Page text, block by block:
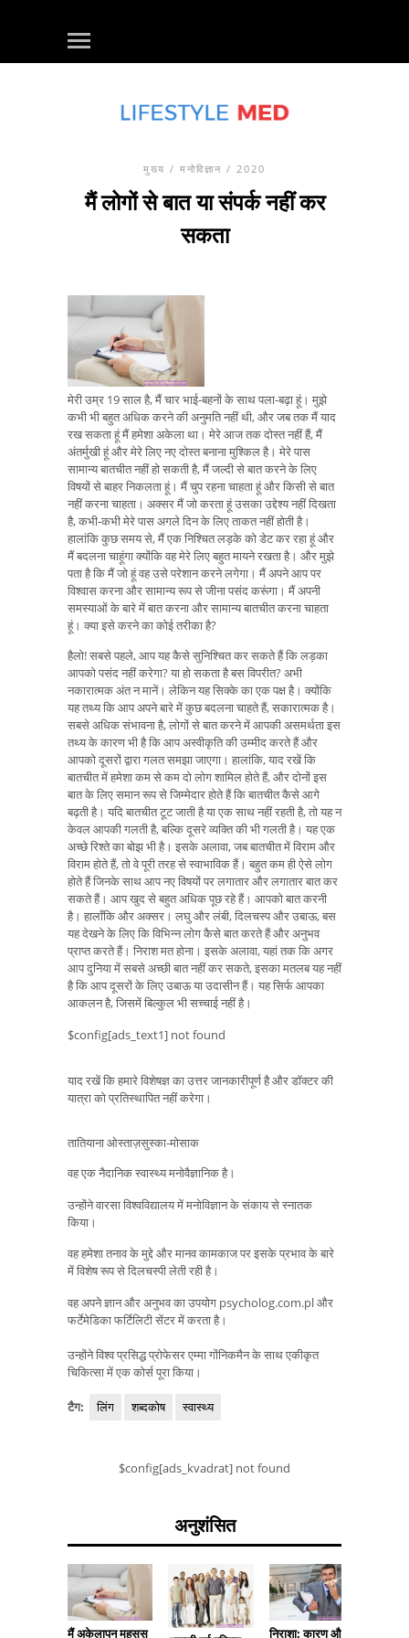
मुख्य / मनोविज्ञान / 2020
मैं लोगों से बात या संपर्क नहीं कर
सकता
मेरी उम्र 19 साल है, मैं चार भाई-बहनों के साथ पला-बढ़ा हूं। मुझे
कभी भी बहुत अधिक करने की अनुमति नहीं थी, और जब तक मैं याद
रख सकता हूं मैं हमेशा अकेला था। मेरे आज तक दोस्त नहीं हैं, मैं
अंतर्मुखी हूं और मेरे लिए नए दोस्त बनाना मुश्किल है। मेरे पास
सामान्य बातचीत नहीं हो सकती है, मैं जल्दी से बात करने के लिए
विषयों से बाहर निकलता हूं। मैं चुप रहना चाहता हूं और किसी से बात
नहीं करना चाहता। अक्सर मैं जो करता हूं उसका उद्देश्य नहीं दिखता
है, कभी-कभी मेरे पास अगले दिन के लिए ताकत नहीं होती है।
हालांकि कुछ समय से, मैं एक निश्चित लड़के को डेट कर रहा हूं और
मैं बदलना चाहूंगा क्योंकि वह मेरे लिए बहुत मायने रखता है। और मुझे
पता है कि मैं जो हूं वह उसे परेशान करने लगेगा। मैं अपने आप पर
विश्वास करना और सामान्य रूप से जीना पसंद करूंगा। मैं अपनी
समस्याओं के बारे में बात करना और सामान्य बातचीत करना चाहता
हूं। क्या इसे करने का कोई तरीका है?
हैलो! सबसे पहले, आप यह कैसे सुनिश्चित कर सकते हैं कि लड़का
आपको पसंद नहीं करेगा? या हो सकता है बस विपरीत? अभी
नकारात्मक अंत न मानें। लेकिन यह सिक्के का एक पक्ष है। क्योंकि
यह तथ्य कि आप अपने बारे में कुछ बदलना चाहते हैं, सकारात्मक है।
सबसे अधिक संभावना है, लोगों से बात करने में आपकी असमर्थता इस
तथ्य के कारण भी है कि आप अस्वीकृति की उम्मीद करते हैं और
आपको दूसरों द्वारा गलत समझा जाएगा। हालांकि, याद रखें कि
बातचीत में हमेशा कम से कम दो लोग शामिल होते हैं, और दोनों इस
बात के लिए समान रूप से जिम्मेदार होते हैं कि बातचीत कैसे आगे
बढ़ती है। यदि बातचीत टूट जाती है या एक साथ नहीं रहती है, तो यह न
केवल आपकी गलती है, बल्कि दूसरे व्यक्ति की भी गलती है। यह एक
अच्छे रिश्ते का बोझ भी है। इसके अलावा, जब बातचीत में विराम और
विराम होते हैं, तो वे पूरी तरह से स्वाभाविक हैं। बहुत कम ही ऐसे लोग
होते हैं जिनके साथ आप नए विषयों पर लगातार और लगातार बात कर
सकते हैं। आप खुद से बहुत अधिक पूछ रहे हैं। आपको बात करनी
है। हालाँकि और अक्सर। लघु और लंबी, दिलचस्प और उबाऊ, बस
यह देखने के लिए कि विभिन्न लोग कैसे बात करते हैं और अनुभव
प्राप्त करते हैं। निराश मत होना। इसके अलावा, यहां तक ​​कि अगर
आप दुनिया में सबसे अच्छी बात नहीं कर सकते, इसका मतलब यह नहीं
है कि आप दूसरों के लिए उबाऊ या उदासीन हैं। यह सिर्फ आपका
आकलन है, जिसमें बिल्कुल भी सच्चाई नहीं है।
$config[ads_text1] not found
याद रखें कि हमारे विशेषज्ञ का उत्तर जानकारीपूर्ण है और डॉक्टर की
यात्रा को प्रतिस्थापित नहीं करेगा।
तातियाना ओस्ताज़सुस्का-मोसाक
वह एक नैदानिक ​​स्वास्थ्य मनोवैज्ञानिक है।
उन्होंने वारसा विश्वविद्यालय में मनोविज्ञान के संकाय से स्नातक
किया।
वह हमेशा तनाव के मुद्दे और मानव कामकाज पर इसके प्रभाव के बारे
में विशेष रूप से दिलचस्पी लेती रही है।
वह अपने ज्ञान और अनुभव का उपयोग psycholog.com.pl और
फर्टेमेडिका फर्टिलिटी सेंटर में करता है।
उन्होंने विश्व प्रसिद्ध प्रोफेसर एम्मा गोंनिकमैन के साथ एकीकृत
चिकित्सा में एक कोर्स पूरा किया।
टैग: लिंग शब्दकोष स्वास्थ्य
$config[ads_kvadrat] not found
अनुशंसित
मैं अकेलापन महसूस निराशा: कारण और